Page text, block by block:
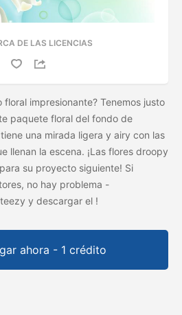
DE LAS LICENCIAS
impresionante? Tenemos justo
paquete floral del fondo de
una mirada ligera y airy con las
llenan la escena. ¡Las flores droopy
su proyecto siguiente! Si
no hay problema -
y descargar el !
ahora - 1 crédito